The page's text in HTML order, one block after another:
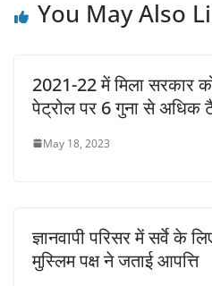
You May Also
2021-22 में मिला सरकार
पेट्रोल पर 6 गुना से अधिक
May 18, 2023
ज्ञानवापी परिसर में सर्वे के
मुस्लिम पक्ष ने जताई आपत्ति